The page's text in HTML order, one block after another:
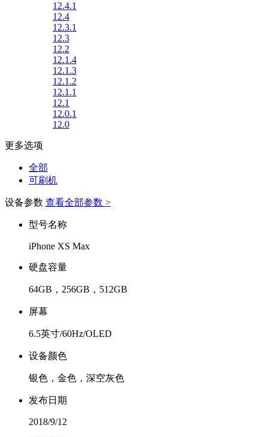
12.4.1
12.4
12.3.1
12.3
12.2
12.1.4
12.1.3
12.1.2
12.1.1
12.1
12.0.1
12.0
更多选项
全部
可刷机
设备参数 查看全部参数 >
型号名称
iPhone XS Max
硬盘容量
64GB，256GB，512GB
屏幕
6.5英寸/60Hz/OLED
设备颜色
银色，金色，深空灰色
发布日期
2018/9/12